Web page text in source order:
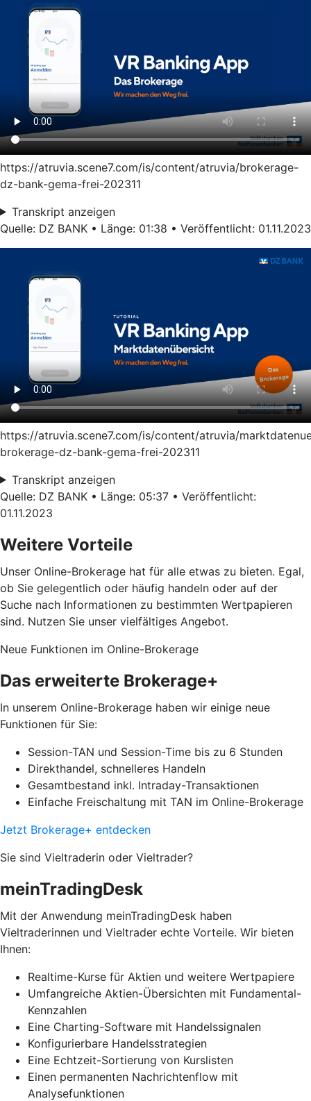
https://atruvia.scene7.com/is/content/atruvia/brokerage-
dz-bank-gema-frei-202311
Transkript anzeigen
Quelle: DZ BANK • Länge: 01:38 • Veröffentlicht: 01.11.2023
https://atruvia.scene7.com/is/content/atruvia/
brokerage-dz-bank-gema-frei-202311
Transkript anzeigen
Quelle: DZ BANK • Länge: 05:37 • Veröffentlicht:
01.11.2023
Weitere Vorteile
Unser Online-Brokerage hat für alle etwas zu bieten. Egal,
ob Sie gelegentlich oder häufig handeln oder auf der
Suche nach Informationen zu bestimmten Wertpapieren
sind. Nutzen Sie unser vielfältiges Angebot.
Neue Funktionen im Online-Brokerage
Das erweiterte Brokerage+
In unserem Online-Brokerage haben wir einige neue
Funktionen für Sie:
Session-TAN und Session-Time bis zu 6 Stunden
Direkthandel, schnelleres Handeln
Gesamtbestand inkl. Intraday-Transaktionen
Einfache Freischaltung mit TAN im Online-Brokerage
Jetzt Brokerage+ entdecken
Sie sind Vieltraderin oder Vieltrader?
meinTradingDesk
Mit der Anwendung meinTradingDesk haben
Vieltraderinnen und Vieltrader echte Vorteile. Wir bieten
Ihnen:
Realtime-Kurse für Aktien und weitere Wertpapiere
Umfangreiche Aktien-Übersichten mit Fundamental-
Kennzahlen
Eine Charting-Software mit Handelssignalen
Konfigurierbare Handelsstrategien
Eine Echtzeit-Sortierung von Kurslisten
Einen permanenten Nachrichtenflow mit
Analysefunktionen